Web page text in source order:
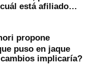
está afiliado
propone
puso en jaque
implicaría?